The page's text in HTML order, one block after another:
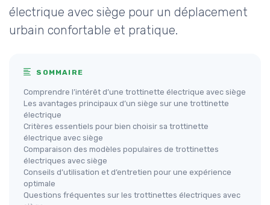
électrique avec siège pour un déplacement
urbain confortable et pratique.
SOMMAIRE
Comprendre l’intérêt d’une trottinette électrique avec siège
Les avantages principaux d’un siège sur une trottinette
électrique
Critères essentiels pour bien choisir sa trottinette
électrique avec siège
Comparaison des modèles populaires de trottinettes
électriques avec siège
Conseils d’utilisation et d’entretien pour une expérience
optimale
Questions fréquentes sur les trottinettes électriques avec